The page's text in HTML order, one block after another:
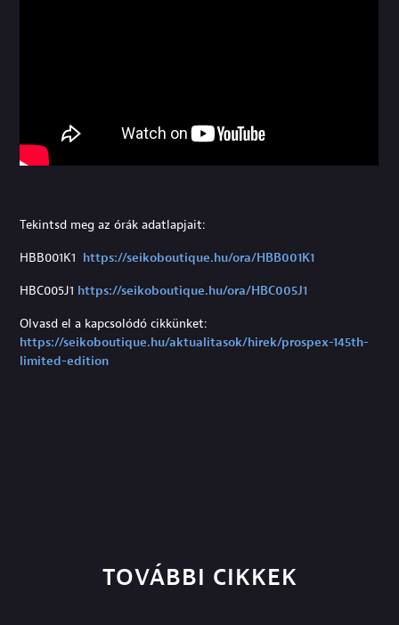
Tekintsd meg az órák adatlapjait:
HBB001K1 https://seikoboutique.hu/ora/HBB001K1
HBC005J1 https://seikoboutique.hu/ora/HBC005J1
Olvasd el a kapcsolódó cikkünket:
https://seikoboutique.hu/aktualitasok/hirek/prospex-145th-
limited-edition
TOVÁBBI CIKKEK